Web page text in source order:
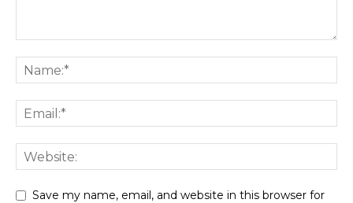
Save my name, email, and website in this browser for